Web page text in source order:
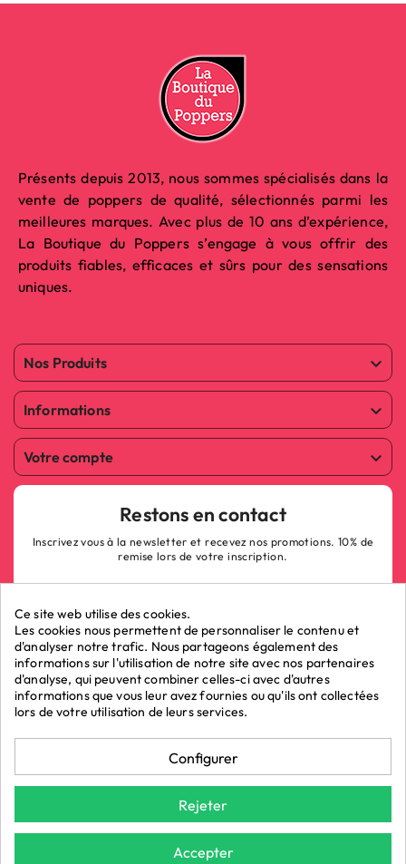
Présents depuis 2013, nous sommes spécialisés dans la
vente de poppers de qualité, sélectionnés parmi les
meilleures marques. Avec plus de 10 ans d’expérience,
La Boutique du Poppers s’engage à vous offrir des
produits fiables, efficaces et sûrs pour des sensations
uniques.
Nos Produits 
Informations 
Votre compte 
Restons en contact
Inscrivez vous à la newsletter et recevez nos promotions. 10% de
remise lors de votre inscription.
ok
Marchand approuvé par la Société des Avis Garantis,
ASSOCIES.
*Demain chez vous : Pour toute commande avant 15h et une livraison
par Chronopost (Hors week-end et jours fériés). Donnée indicative
Ce site web utilise des cookies.
Les cookies nous permettent de personnaliser le contenu et
d'analyser notre trafic. Nous partageons également des
informations sur l'utilisation de notre site avec nos partenaires
d'analyse, qui peuvent combiner celles-ci avec d'autres
informations que vous leur avez fournies ou qu'ils ont collectées
lors de votre utilisation de leurs services.
Configurer
Rejeter
Accepter